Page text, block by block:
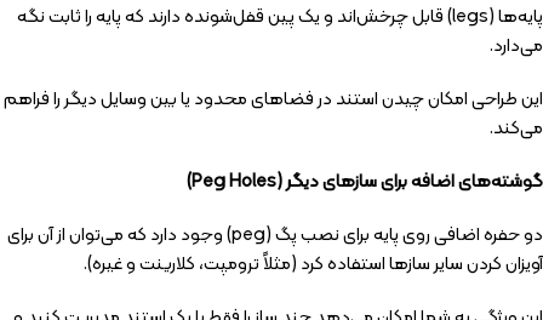
پایه‌ها (legs) قابل چرخش‌اند و یک پین قفل‌شونده دارند که پایه را ثابت نگه
می‌دارد.
این طراحی امکان چیدن استند در فضاهای محدود یا بین وسایل دیگر را فراهم
می‌کند.
گوشته‌های اضافه برای سازهای دیگر (Peg Holes)
دو حفره اضافی روی پایه برای نصب پگ (peg) وجود دارد که می‌توان از آن برای
آویزان کردن سایر سازها استفاده کرد (مثلاً ترومپت، کلارینت و غیره).